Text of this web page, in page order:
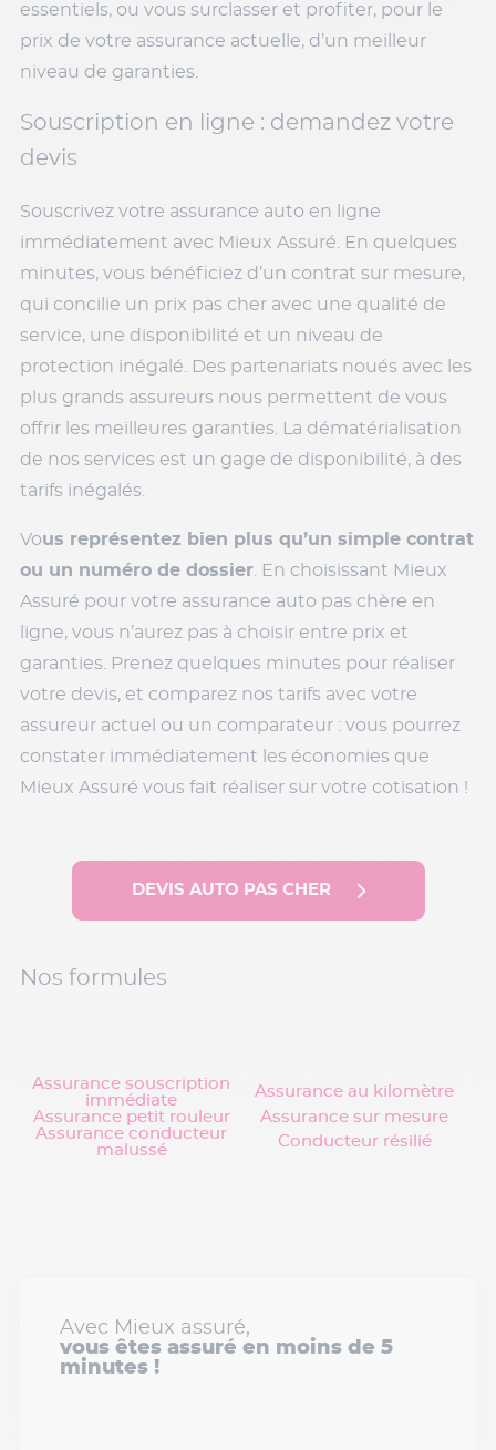
essentiels, ou vous surclasser et profiter, pour le
prix de votre assurance actuelle, d’un meilleur
niveau de garanties.
Souscription en ligne : demandez votre
devis
Souscrivez votre assurance auto en ligne
immédiatement avec Mieux Assuré. En quelques
minutes, vous bénéficiez d’un contrat sur mesure,
qui concilie un prix pas cher avec une qualité de
service, une disponibilité et un niveau de
protection inégalé. Des partenariats noués avec les
plus grands assureurs nous permettent de vous
offrir les meilleures garanties. La dématérialisation
de nos services est un gage de disponibilité, à des
tarifs inégalés.
Vous représentez bien plus qu’un simple contrat
ou un numéro de dossier. En choisissant Mieux
Assuré pour votre assurance auto pas chère en
ligne, vous n’aurez pas à choisir entre prix et
garanties. Prenez quelques minutes pour réaliser
votre devis, et comparez nos tarifs avec votre
assureur actuel ou un comparateur : vous pourrez
constater immédiatement les économies que
Mieux Assuré vous fait réaliser sur votre cotisation !
DEVIS AUTO PAS CHER
Nos formules
Assurance souscription
immédiate
Assurance au kilomètre
Assurance petit rouleur
Assurance sur mesure
Assurance conducteur
malussé
Conducteur résilié
Avec Mieux assuré,
vous êtes assuré en moins de 5
minutes !